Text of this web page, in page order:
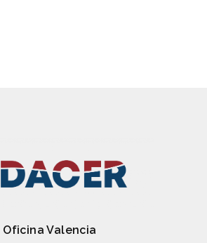
Oficina Valencia